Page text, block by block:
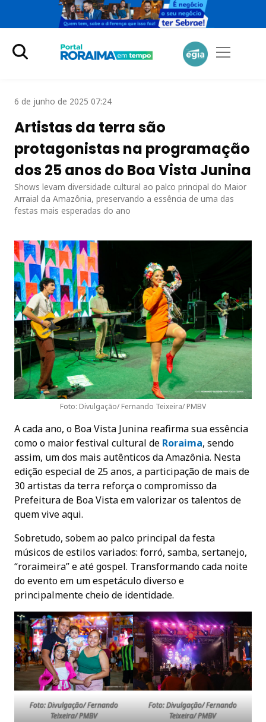
6 de junho de 2025 07:24
Artistas da terra são
protagonistas na programação
dos 25 anos do Boa Vista Junina
Shows levam diversidade cultural ao palco principal do Maior
Arraial da Amazônia, preservando a essência de uma das
festas mais esperadas do ano
Foto: Divulgação/ Fernando Teixeira/ PMBV
A cada ano, o Boa Vista Junina reafirma sua essência
como o maior festival cultural de Roraima, sendo
assim, um dos mais autênticos da Amazônia. Nesta
edição especial de 25 anos, a participação de mais de
30 artistas da terra reforça o compromisso da
Prefeitura de Boa Vista em valorizar os talentos de
quem vive aqui.
Sobretudo, sobem ao palco principal da festa
músicos de estilos variados: forró, samba, sertanejo,
“roraimeira” e até gospel. Transformando cada noite
do evento em um espetáculo diverso e
principalmente cheio de identidade.
Foto: Divulgação/ Fernando
Teixeira/ PMBV
Foto: Divulgação/ Fernando
Teixeira/ PMBV